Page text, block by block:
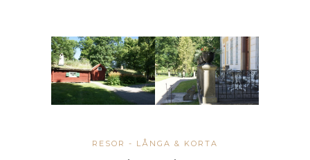
RESOR - LÅNGA & KORTA